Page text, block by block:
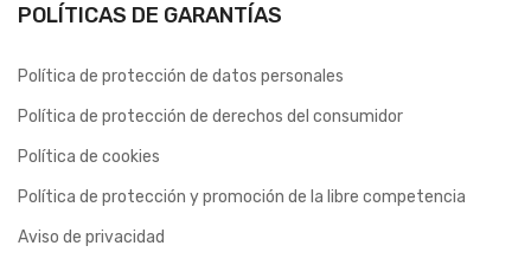
POLÍTICAS DE GARANTÍAS
Política de protección de datos personales
Política de protección de derechos del consumidor
Política de cookies
Política de protección y promoción de la libre competencia
Aviso de privacidad